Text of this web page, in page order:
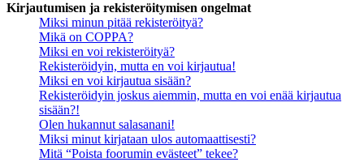
Kirjautumisen ja rekisteröitymisen ongelmat
Miksi minun pitää rekisteröityä?
Mikä on COPPA?
Miksi en voi rekisteröityä?
Rekisteröidyin, mutta en voi kirjautua!
Miksi en voi kirjautua sisään?
Rekisteröidyin joskus aiemmin, mutta en voi enää kirjautua
sisään?!
Olen hukannut salasanani!
Miksi minut kirjataan ulos automaattisesti?
Mitä “Poista foorumin evästeet” tekee?